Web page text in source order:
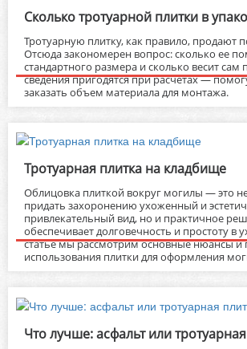
Сколько тротуарной плитки в
Тротуарную плитку, как правило, продают
Отсюда закономерен вопрос: сколько ее
стандартного размера и сколько весит сам
сведения пригодятся при расчетах —
заказать объем материала для монтажа.
Тротуарная плитка на кладбище
Облицовка плиткой вокруг могилы — это
придать захоронению ухоженный и
привлекательный вид, но и практичное
обеспечивает долговечность и простоту в
статье мы рассмотрим основные нюансы и
использования плитки для оформления
Что лучше: асфальт или